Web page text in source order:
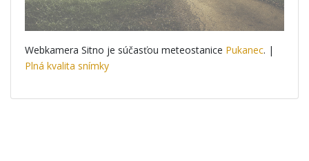
Webkamera Sitno je súčasťou meteostanice Pukanec. |
Plná kvalita snímky